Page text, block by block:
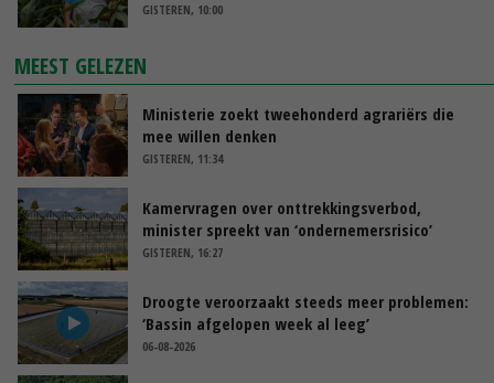
GISTEREN, 10:00
MEEST GELEZEN
Ministerie zoekt tweehonderd agrariërs die
mee willen denken
GISTEREN, 11:34
Kamervragen over onttrekkingsverbod,
minister spreekt van ‘ondernemersrisico’
GISTEREN, 16:27
Droogte veroorzaakt steeds meer problemen:
‘Bassin afgelopen week al leeg’
06-08-2026